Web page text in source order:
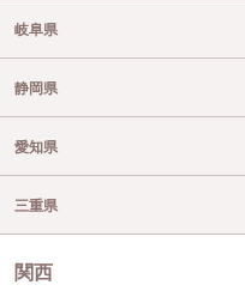
岐阜県
静岡県
愛知県
三重県
関西